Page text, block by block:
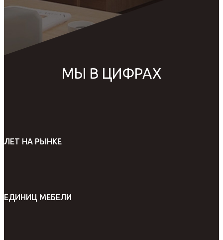
МЫ В ЦИФРАХ
ЛЕТ НА РЫНКЕ
ЕДИНИЦ МЕБЕЛИ